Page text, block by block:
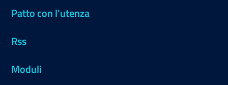
Patto con l'utenza
Rss
Moduli